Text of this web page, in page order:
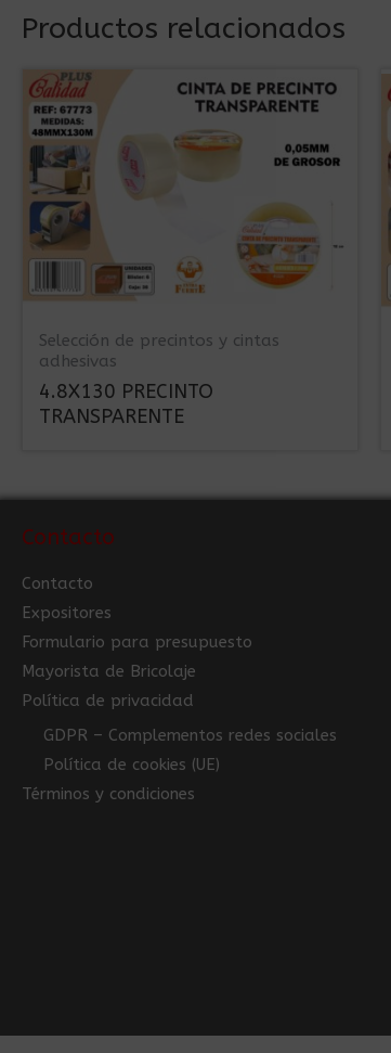
Productos relacionados
Selección de precintos y cintas
adhesivas
4.8X130 PRECINTO
TRANSPARENTE
Contacto
Contacto
Expositores
Formulario para presupuesto
Mayorista de Bricolaje
Política de privacidad
GDPR – Complementos redes sociales
Política de cookies (UE)
Términos y condiciones